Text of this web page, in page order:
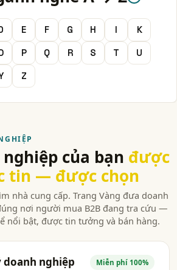
E F G H I
K
P Q R S T
U
Z
của bạn được
tin — được chọn
nhà cung cấp. Trang Vàng đưa doanh
nơi người mua B2B đang tra cứu —
nổi bật, được tin tưởng và bán hàng.
nghiệp Miễn phí 100%